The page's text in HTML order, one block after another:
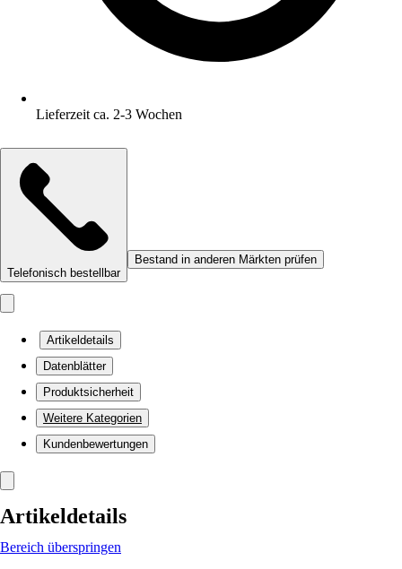
Lieferzeit ca. 2-3 Wochen
Telefonisch bestellbar
Bestand in anderen Märkten prüfen
Artikeldetails
Datenblätter
Produktsicherheit
Weitere Kategorien
Kundenbewertungen
Artikeldetails
Bereich überspringen